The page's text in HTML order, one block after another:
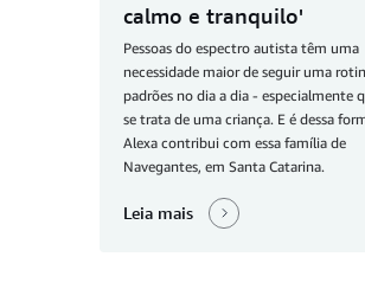
calmo e tranquilo'
Pessoas do espectro autista têm uma
necessidade maior de seguir uma
padrões no dia a dia - especialmente
se trata de uma criança. E é dessa
Alexa contribui com essa família de
Navegantes, em Santa Catarina.
Leia mais